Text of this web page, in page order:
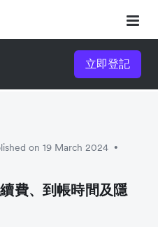
立即登記
on 19 March 2024 •
費、到帳時間及隱